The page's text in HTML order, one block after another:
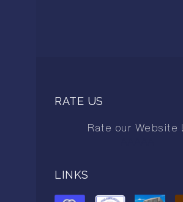
RATE US
Rate our Website
LINKS